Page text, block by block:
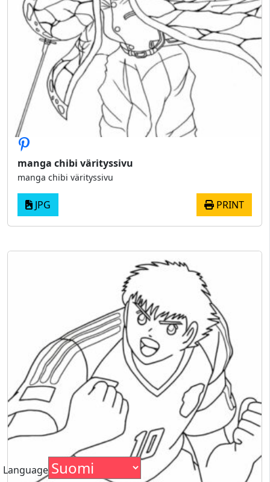
manga chibi värityssivu
manga chibi värityssivu
JPG PRINT
Language